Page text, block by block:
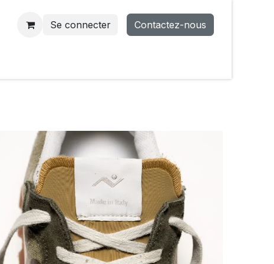
Se connecter
Contactez-nous